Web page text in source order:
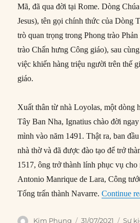
Mã, đã qua đời tại Rome. Dòng
Jesus), tên gọi chính thức của Dòng
trò quan trọng trong Phong trào
trào Chấn hưng Công giáo), sau
việc khiến hàng triệu người trên thế
giáo.
Xuất thân từ nhà Loyolas, một dòng
Tây Ban Nha, Ignatius chào đời
mình vào năm 1491. Thật ra, ban
nhà thờ và đã được đào tạo để trở
1517, ông trở thành lính phục vụ
Antonio Manrique de Lara, Công
Tổng trấn thành Navarre.Continue
Author
Kim Phụng
Posted
31/07/2021 Sự